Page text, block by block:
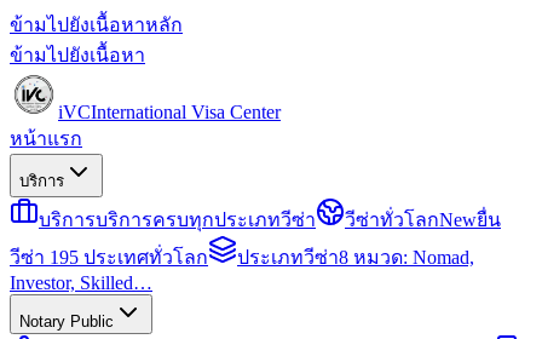
ข้ามไปยังเนื้อหาหลัก
ข้ามไปยังเนื้อหา
iVCInternational Visa Center
หน้าแรก
บริการ
บริการบริการครบทุกประเภทวีซ่า วีซ่าทั่วโลกNewยื่น
วีซ่า 195 ประเทศทั่วโลก
ประเภทวีซ่า8 หมวด: Nomad,
Investor, Skilled…
Notary Public